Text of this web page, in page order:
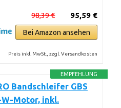
95,59 €
98,39 €
Bei Amazon ansehen
Preis inkl. MwSt., zzgl. Versandkosten
EMPFEHLUNG
Bandschleifer GBS
W-Motor, inkl.